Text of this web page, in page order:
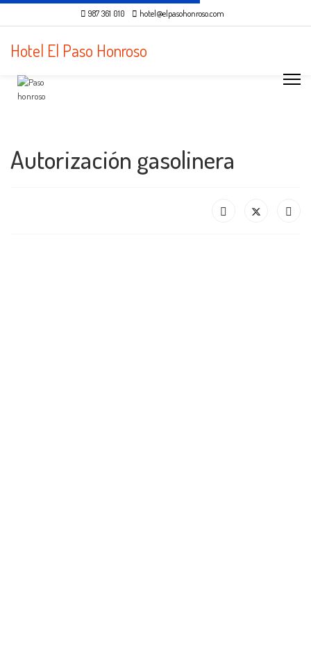
987 361 010 hotel@elpasohonroso.com
Hotel El Paso Honroso
Autorización gasolinera